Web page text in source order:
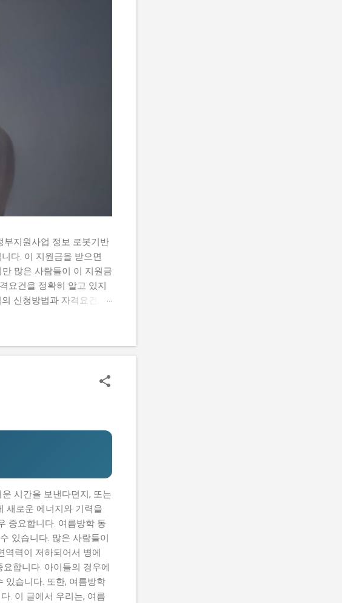
부지원사업 정보 로봇기반
다. 이 지원금을 받으면
많은 사람들이 이 지원금
요건을 정확히 알고 있지
신청방법과 자격요건, 지
와 합격한 사람들의 공통
청방법과 자격요건, 지원
, 정말 받을 수 있을까? 신
하여 창업하는 초기 기
한 자금을 마련할 수 있어
시간을 보낸다던지, 또는
새로운 에너지와 기력을
중요합니다. 여름방학 동
있습니다. 많은 사람들이
력이 저하되어서 병에
합니다. 아이들의 경우에
있습니다. 또한, 여름방학
. 이 글에서 우리는, 여름